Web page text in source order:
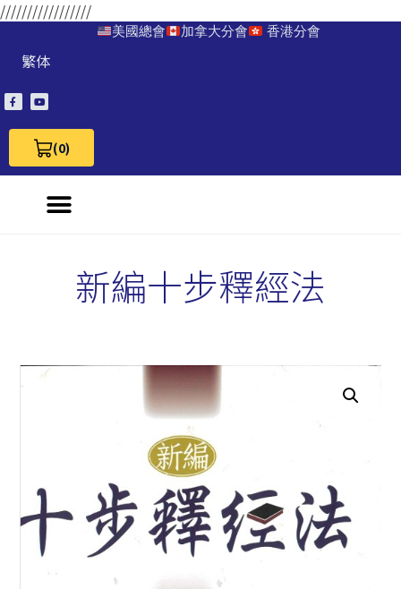
/////////////////
美國總會 加拿大分會 香港分會
繁体
(0)
View Cart 0
新編十步釋經法